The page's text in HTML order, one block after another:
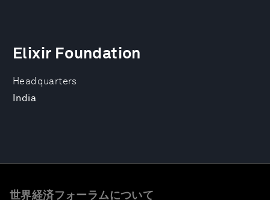
Headquarters
India
Elixir Foundation
世界経済フォーラムについて